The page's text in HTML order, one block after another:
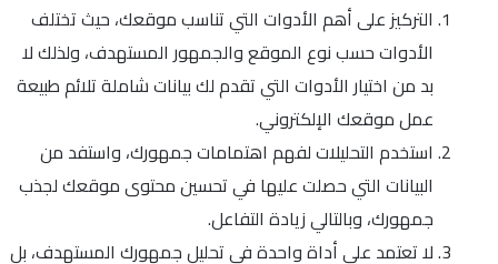
التركيز على أهم الأدوات التي تناسب موقعك، حيث تختلف
الأدوات حسب نوع الموقع والجمهور المستهدف، ولذلك لا
بد من اختيار الأدوات التي تقدم لك بيانات شاملة تلائم طبيعة
عمل موقعك الإلكتروني.
استخدم التحليلات لفهم اهتمامات جمهورك، واستفد من
البيانات التي حصلت عليها في تحسين محتوى موقعك لجذب
جمهورك، وبالتالي زيادة التفاعل.
لا تعتمد على أداة واحدة في تحليل جمهورك المستهدف، بل